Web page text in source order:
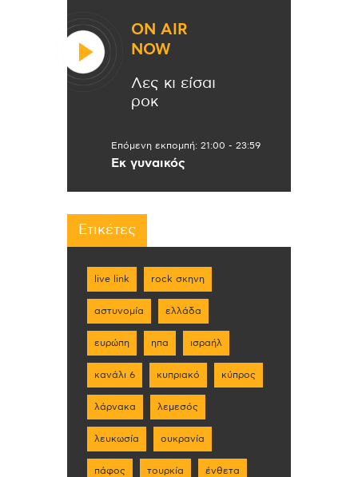
ON AIR
NOW
Λες κι είσαι
ροκ
Επόμενη εκπομπή: 21:00 - 23:59
Εκ γυναικός
Ετικέτες
live link rock σκηνη
αστυνομία ελλάδα
ευρώπη ηπα ισραήλ
κανάλι 6 κυπριακό κύπρος
λάρνακα λεμεσός
λευκωσία ουκρανία
πάφος τουρκία ένθετα